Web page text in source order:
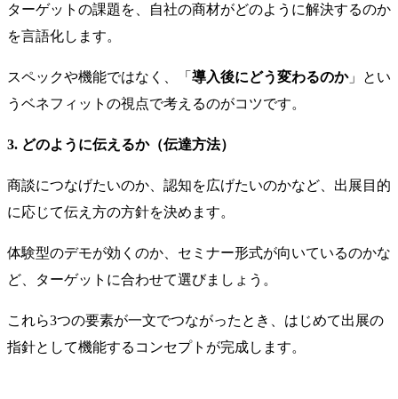
ターゲットの課題を、自社の商材がどのように解決するのか
を言語化します。
スペックや機能ではなく、「 導入後にどう変わるのか」とい
うベネフィットの視点で考えるのがコツです。
3. どのように伝えるか（伝達方法）
商談につなげたいのか、認知を広げたいのかなど、出展目的
に応じて伝え方の方針を決めます。
体験型のデモが効くのか、セミナー形式が向いているのかな
ど、ターゲットに合わせて選びましょう。
これら3つの要素が一文でつながったとき、はじめて出展の
指針として機能するコンセプトが完成します。